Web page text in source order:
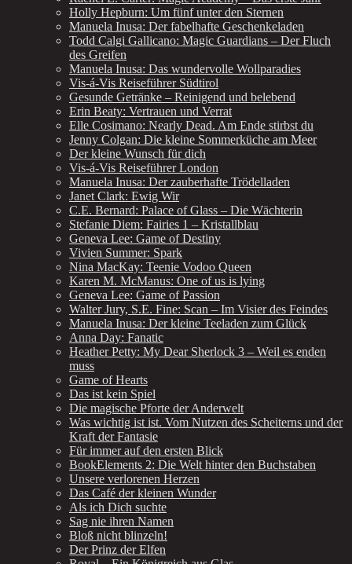
Holly Hepburn: Um fünf unter den Sternen
Manuela Inusa: Der fabelhafte Geschenkeladen
Todd Calgi Gallicano: Magic Guardians – Der Fluch
des Greifen
Manuela Inusa: Das wundervolle Wollparadies
Vis-á-Vis Reiseführer Südtirol
Gesunde Getränke – Reinigend und belebend
Erin Beaty: Vertrauen und Verrat
Elle Cosimano: Nearly Dead. Am Ende stirbst du
Jenny Colgan: Die kleine Sommerküche am Meer
Der kleine Wunsch für dich
Vis-á-Vis Reiseführer London
Manuela Inusa: Der zauberhafte Trödelladen
Janet Clark: Ewig Wir
C.E. Bernard: Palace of Glass – Die Wächterin
Stefanie Diem: Fairies 1 – Kristallblau
Geneva Lee: Game of Destiny
Vivien Summer: Spark
Nina MacKay: Teenie Vodoo Queen
Karen M. McManus: One of us is lying
Geneva Lee: Game of Passion
Walter Jury, S.E. Fine: Scan – Im Visier des Feindes
Manuela Inusa: Der kleine Teeladen zum Glück
Anna Day: Fanatic
Heather Petty: My Dear Sherlock 3 – Weil es enden
muss
Game of Hearts
Das ist kein Spiel
Die magische Pforte der Anderwelt
Was wichtig ist ist. Vom Nutzen des Scheiterns und der
Kraft der Fantasie
Für immer auf den ersten Blick
BookElements 2: Die Welt hinter den Buchstaben
Unsere verlorenen Herzen
Das Café der kleinen Wunder
Als ich Dich suchte
Sag nie ihren Namen
Bloß nicht blinzeln!
Der Prinz der Elfen